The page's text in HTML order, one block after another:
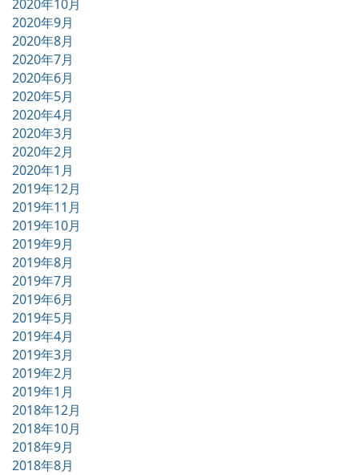
2020年10月
2020年9月
2020年8月
2020年7月
2020年6月
2020年5月
2020年4月
2020年3月
2020年2月
2020年1月
2019年12月
2019年11月
2019年10月
2019年9月
2019年8月
2019年7月
2019年6月
2019年5月
2019年4月
2019年3月
2019年2月
2019年1月
2018年12月
2018年10月
2018年9月
2018年8月